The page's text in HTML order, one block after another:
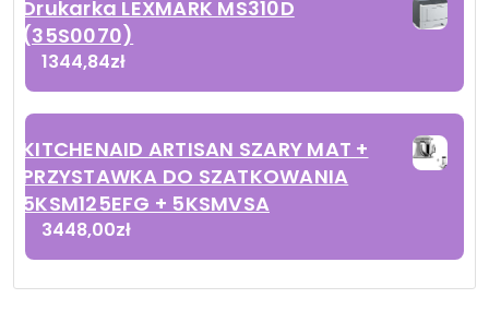
Drukarka LEXMARK MS310D
(35S0070)
1344,84zł
KITCHENAID ARTISAN SZARY MAT +
PRZYSTAWKA DO SZATKOWANIA
5KSM125EFG + 5KSMVSA
3448,00zł